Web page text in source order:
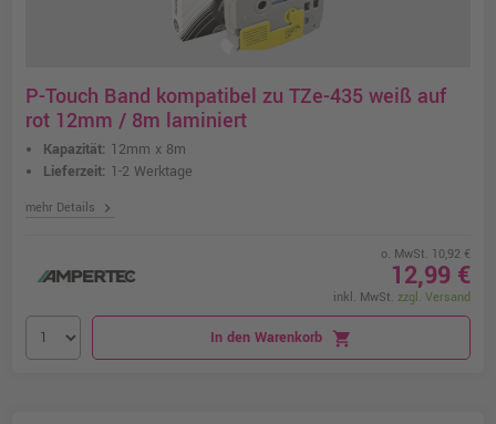
P-Touch Band kompatibel zu TZe-435 weiß auf
rot 12mm / 8m laminiert
Kapazität: 12mm x 8m
Lieferzeit: 1-2 Werktage
mehr Details chevron_right
o. MwSt. 10,92 €
12,99 €
inkl. MwSt. zzgl. Versand
In den Warenkorb shopping_cart